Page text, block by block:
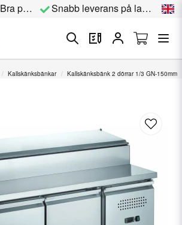
Bra priser Snabb leverans på lagervara
Kallskänksbänkar Kallskänksbänk 2 dörrar 1/3 GN-150mm